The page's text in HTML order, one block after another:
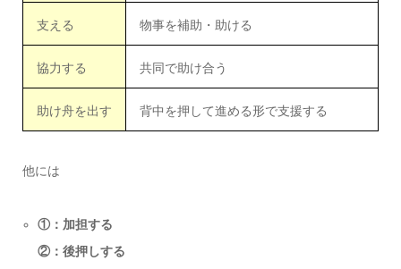
支える 物事を補助・助ける
協力する 共同で助け合う
助け舟を出す 背中を押して進める形で支援する
他には
①：加担する
②：後押しする